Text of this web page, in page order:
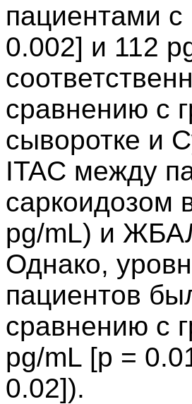
пациентами
0.002] и 112
сравнению с
сыворотке и
ITAC между
саркоидозом
pg/mL) и
Однако,
пациентов
сравнению с
pg/mL [p =
0.02]).